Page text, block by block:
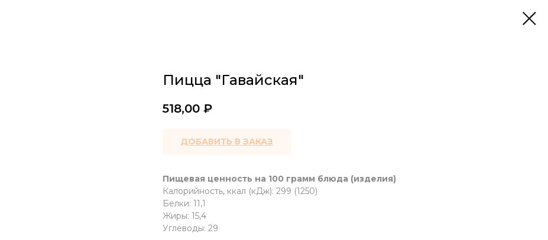
Пицца "Гавайская"
518,00 ₽
ДОБАВИТЬ В ЗАКАЗ
Пищевая ценность на 100 грамм блюда (изделия)
Калорийность, ккал (кДж): 299 (1250)
Белки: 11,1
Жиры: 15,4
Углеводы: 29